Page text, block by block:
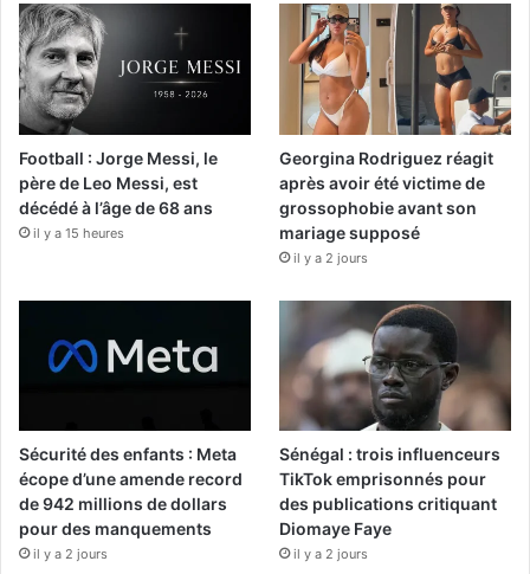
Football : Jorge Messi, le
père de Leo Messi, est
décédé à l’âge de 68 ans
il y a 15 heures
Georgina Rodriguez réagit
après avoir été victime de
grossophobie avant son
mariage supposé
il y a 2 jours
Sécurité des enfants : Meta
écope d’une amende record
de 942 millions de dollars
pour des manquements
il y a 2 jours
Sénégal : trois influenceurs
TikTok emprisonnés pour
des publications critiquant
Diomaye Faye
il y a 2 jours